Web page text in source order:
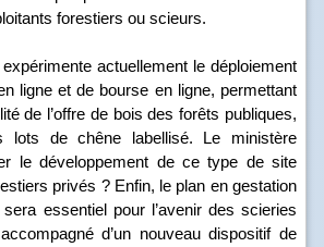
forestiers ou scieurs.
expérimente actuellement le déploiement
ligne et de bourse en ligne, permettant
de l’offre de bois des forêts publiques,
lots de chêne labellisé. Le ministère
le développement de ce type de site
privés ? Enfin, le plan en gestation
essentiel pour l’avenir des scieries
d’un nouveau dispositif de